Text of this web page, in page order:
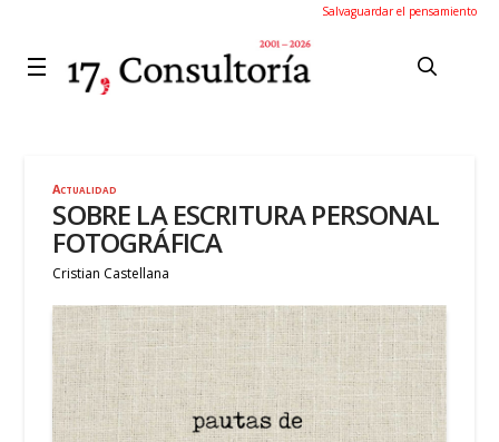
Salvaguardar el pensamiento
Actualidad
SOBRE LA ESCRITURA PERSONAL
FOTOGRÁFICA
Cristian Castellana